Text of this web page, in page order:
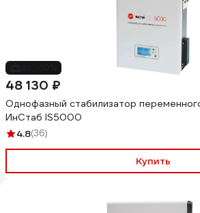
48 130 ₽
Однофазный стабилизатор
ИнСтаб IS5000
4.8(36)
Купить